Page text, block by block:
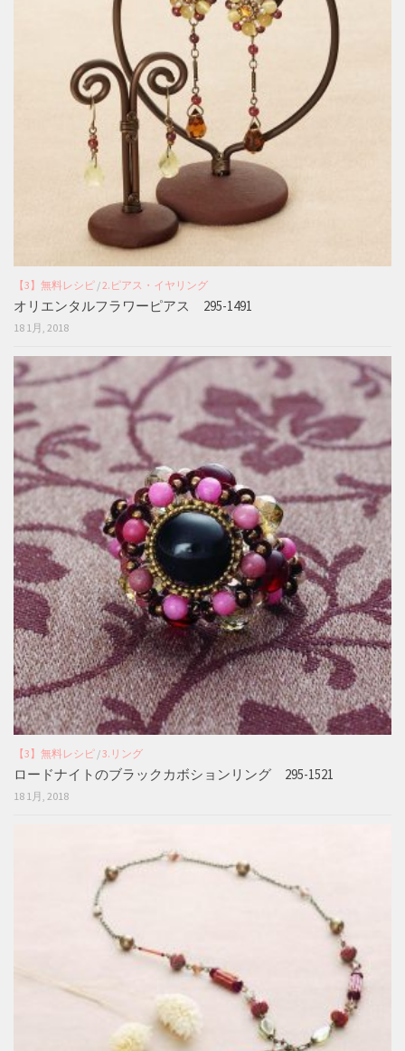
【3】無料レシピ /2.ピアス・イヤリング
オリエンタルフラワーピアス 295-1491
18 1月, 2018
【3】無料レシピ /3.リング
ロードナイトのブラックカボションリング 295-1521
18 1月, 2018